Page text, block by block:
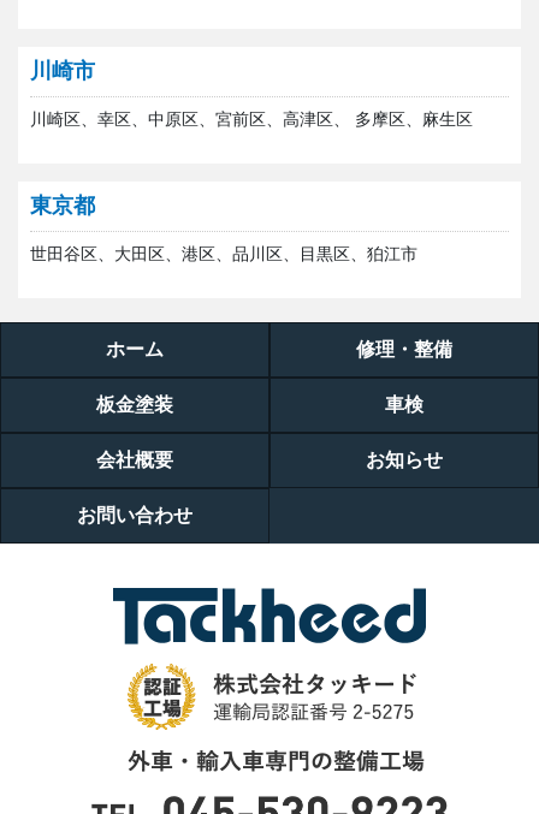
川崎市
川崎区、幸区、中原区、宮前区、高津区、 多摩区、麻生区
東京都
世田谷区、大田区、港区、品川区、目黒区、狛江市
ホーム 修理・整備
板金塗装 車検
会社概要 お知らせ
お問い合わせ